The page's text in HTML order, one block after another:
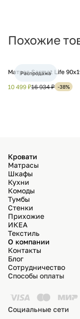
Похожие
Матрас Sarmat Life
10 499 ₽16 934 ₽ -38%
Распродажа
Кровати
Матрасы
Шкафы
Кухни
Комоды
Тумбы
Стенки
Прихожие
ИКЕА
Текстиль
О компании
Контакты
Блог
Сотрудничество
Способы оплаты
Социальные сети